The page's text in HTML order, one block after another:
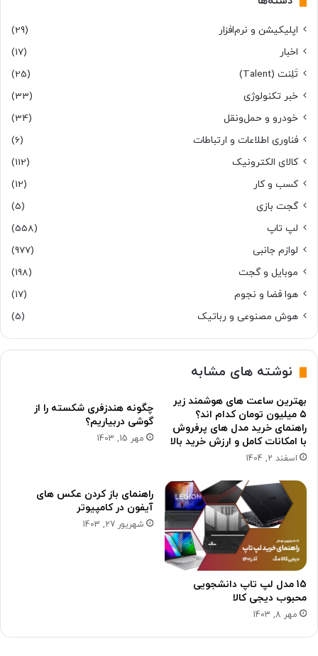
اپلیکیشن و نرم‌افزار
(29)
اخبار
(17)
تَلِنت (Talent)
(25)
خبر تکنولوژی
(33)
خودرو و حمل‌و‌نقل
(34)
فناوری اطلاعات و ارتباطات
(6)
کالای الکترونیک
(112)
کسب و کار
(12)
گجت بازی
(5)
لپ تاپ
(558)
لوازم جانبی
(977)
موبایل و گجت
(198)
هوا فضا و نجوم
(17)
هوش مصنوعی و رباتیک
(5)
نوشته های مشابه
بهترین ساعت های هوشمند زیر
۵ میلیون تومان کدام اند؟
راهنمای خرید مدل های پرفروش
با امکانات کامل و ارزش خرید بالا
اسفند 2, 1404
چگونه هندزفری شکسته را از
گوشی دربیاریم؟
مهر 15, 1403
15 مدل لپ تاپ دانشجویی
محبوب دیجی کالا
مهر 8, 1403
راهنمای باز کردن عکس های
آیفون در کامپیوتر
شهریور 27, 1403